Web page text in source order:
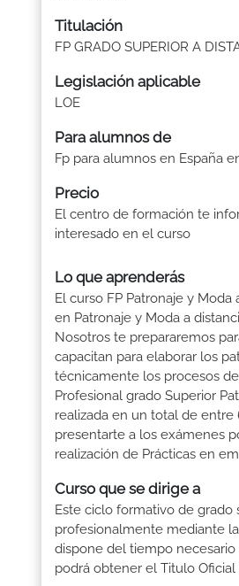
Titulación
FP GRADO SUPERIOR A
Legislación aplicable
LOE
Para alumnos de
Fp para alumnos en España
Precio
El centro de formación te
interesado en el curso
Lo que aprenderás
El curso FP Patronaje y
en Patronaje y Moda a
Nosotros te prepararemos
capacitan para elaborar los
técnicamente los procesos
Profesional grado Superior
realizada en un total de entre
presentarte a los exámenes
realización de Prácticas en
Curso que se dirige a
Este ciclo formativo de
profesionalmente mediante
dispone del tiempo necesario
podrá obtener el Titulo